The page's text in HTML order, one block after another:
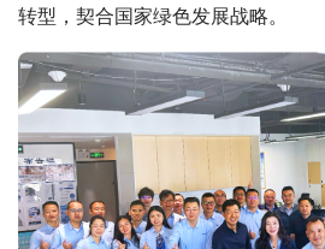
转型，契合国家绿色发展战略。